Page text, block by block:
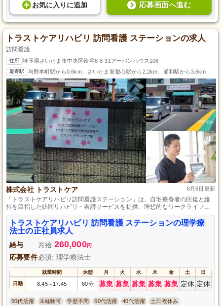
お気に入り に追加 応募画面へ進む
トラストケアリハビリ 訪問看護 ステーションの求人
訪問看護
住所 埼玉県さいたま市中央区鈴谷8-8-31アーバンハウス108
最寄駅 与野本町駅から0.6km、さいたま新都心駅から2.2km、浦和駅から3.6km
株式会社 トラストケア 8月6日更新
「トラストケアリハビリ訪問看護ステーション」は、自宅療養者の回復と維
持を目指した訪問リハビリ・看護サービスを提供、理想的なワークライフバ
ランスと通勤ストレスを軽減する環境を提供しています。
トラストケアリハビリ 訪問看護 ステーションの理学療
法士の正社員求人
給与 月給 260,000円
応募要件必須: 理学療法士
就業時間 休憩 月 火 水 木 金 土 日
日勤 8:45～ 17:45 60分 募集 募集 募集 募集 募集 定休 定休
50代活躍 未経験可 学歴不問 60代活躍 40代活躍 土日祝休み